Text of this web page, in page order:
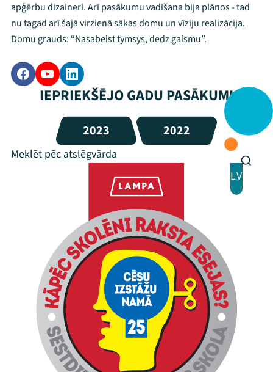
apģērbu dizaineri. Arī pasākumu vadīšana bija plānos - tad
nu tagad arī šajā virzienā sākas domu un vīziju realizācija.
Domu grauds: “Nasabeist tymsys, dedz gaismu”.
IEPRIEKŠĒJO GADU PASĀKUMI
2023 2022
LV